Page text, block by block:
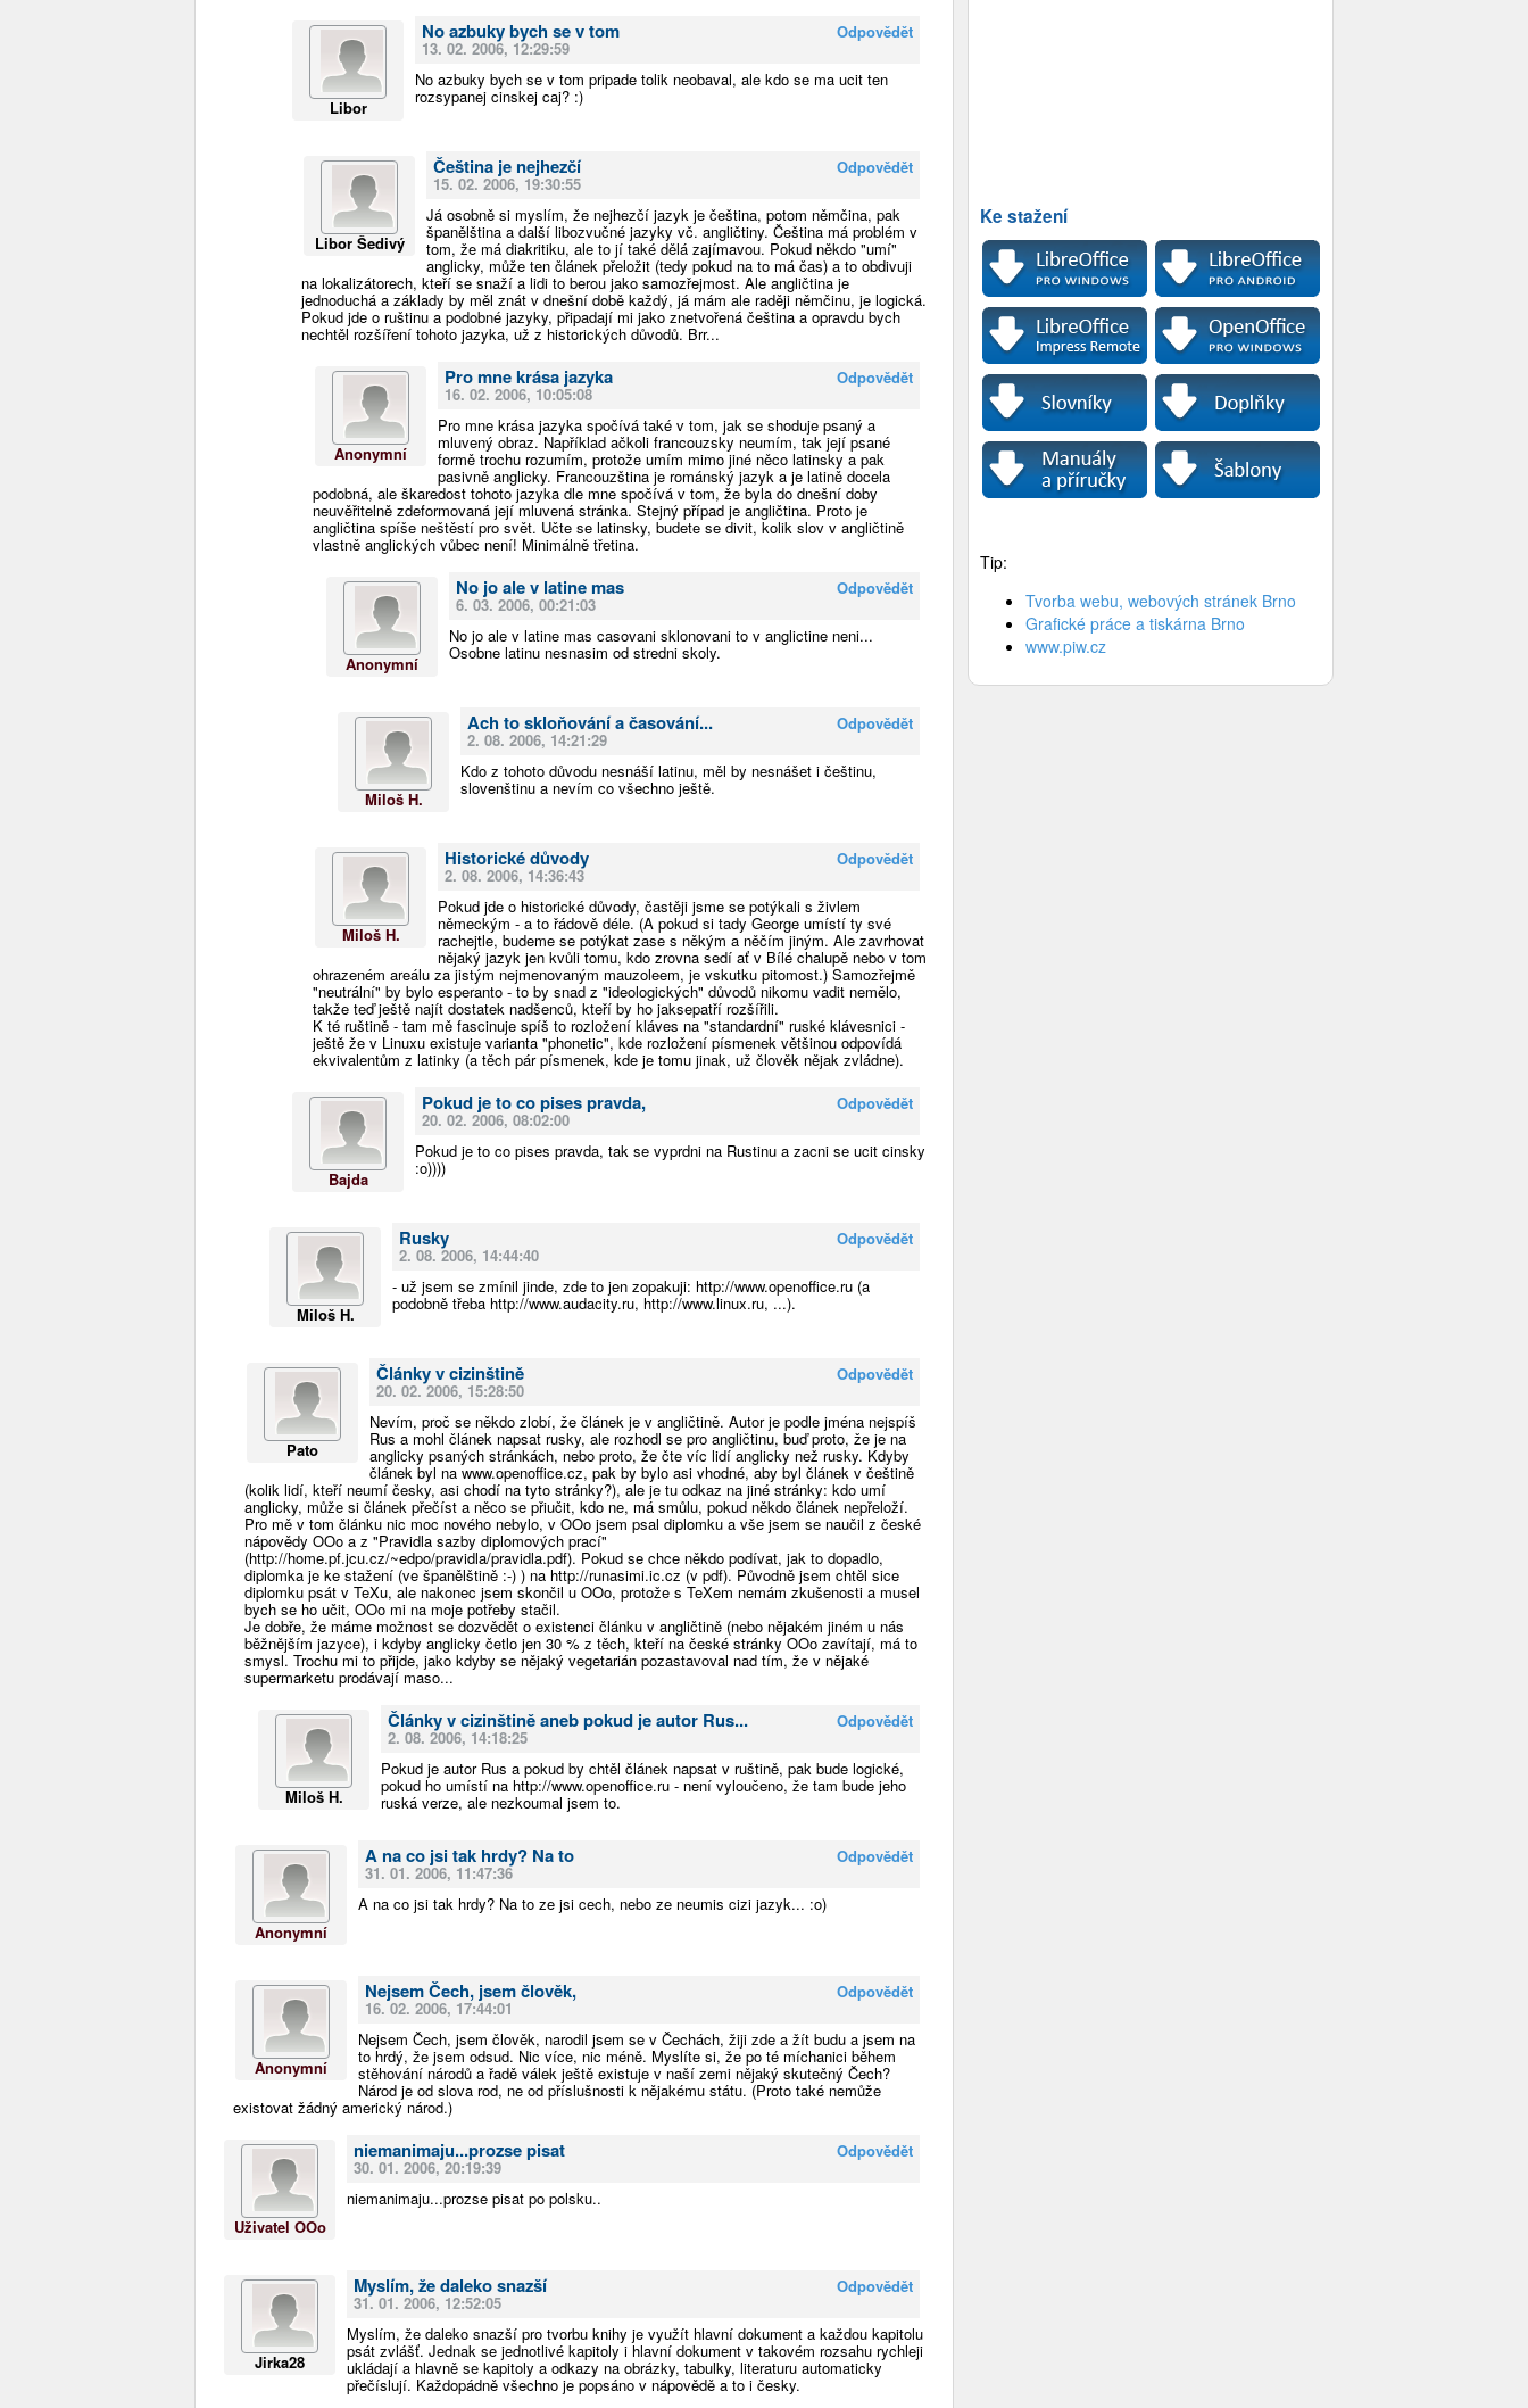
Libor
Odpovědět
No azbuky bych se v tom
13. 02. 2006, 12:29:59
No azbuky bych se v tom pripade tolik neobaval, ale kdo se ma ucit ten
rozsypanej cinskej caj? :)
Libor Šedivý
Odpovědět
Čeština je nejhezčí
15. 02. 2006, 19:30:55
Já osobně si myslím, že nejhezčí jazyk je čeština, potom němčina, pak
španělština a další libozvučné jazyky vč. angličtiny. Čeština má problém v
tom, že má diakritiku, ale to jí také dělá zajímavou. Pokud někdo "umí"
anglicky, může ten článek přeložit (tedy pokud na to má čas) a to obdivuji
na lokalizátorech, kteří se snaží a lidi to berou jako samozřejmost. Ale angličtina je
jednoduchá a základy by měl znát v dnešní době každý, já mám ale raději němčinu, je logická.
Pokud jde o ruštinu a podobné jazyky, připadají mi jako znetvořená čeština a opravdu bych
nechtěl rozšíření tohoto jazyka, už z historických důvodů. Brr...
Anonymní
Odpovědět
Pro mne krása jazyka
16. 02. 2006, 10:05:08
Pro mne krása jazyka spočívá také v tom, jak se shoduje psaný a
mluvený obraz. Například ačkoli francouzsky neumím, tak její psané
formě trochu rozumím, protože umím mimo jiné něco latinsky a pak
pasivně anglicky. Francouzština je románský jazyk a je latině docela
podobná, ale škaredost tohoto jazyka dle mne spočívá v tom, že byla do dnešní doby
neuvěřitelně zdeformovaná její mluvená stránka. Stejný případ je angličtina. Proto je
angličtina spíše neštěstí pro svět. Učte se latinsky, budete se divit, kolik slov v angličtině
vlastně anglických vůbec není! Minimálně třetina.
Anonymní
Odpovědět
No jo ale v latine mas
6. 03. 2006, 00:21:03
No jo ale v latine mas casovani sklonovani to v anglictine neni...
Osobne latinu nesnasim od stredni skoly.
Miloš H.
Odpovědět
Ach to skloňování a časování...
2. 08. 2006, 14:21:29
Kdo z tohoto důvodu nesnáší latinu, měl by nesnášet i češtinu,
slovenštinu a nevím co všechno ještě.
Miloš H.
Odpovědět
Historické důvody
2. 08. 2006, 14:36:43
Pokud jde o historické důvody, častěji jsme se potýkali s živlem
německým - a to řádově déle. (A pokud si tady George umístí ty své
rachejtle, budeme se potýkat zase s někým a něčím jiným. Ale zavrhovat
nějaký jazyk jen kvůli tomu, kdo zrovna sedí ať v Bílé chalupě nebo v tom
ohrazeném areálu za jistým nejmenovaným mauzoleem, je vskutku pitomost.) Samozřejmě
"neutrální" by bylo esperanto - to by snad z "ideologických" důvodů nikomu vadit nemělo,
takže teď ještě najít dostatek nadšenců, kteří by ho jaksepatří rozšířili.
K té ruštině - tam mě fascinuje spíš to rozložení kláves na "standardní" ruské klávesnici -
ještě že v Linuxu existuje varianta "phonetic", kde rozložení písmenek většinou odpovídá
ekvivalentům z latinky (a těch pár písmenek, kde je tomu jinak, už člověk nějak zvládne).
Bajda
Odpovědět
Pokud je to co pises pravda,
20. 02. 2006, 08:02:00
Pokud je to co pises pravda, tak se vyprdni na Rustinu a zacni se ucit cinsky
:o))))
Miloš H.
Odpovědět
Rusky
2. 08. 2006, 14:44:40
- už jsem se zmínil jinde, zde to jen zopakuji: http://www.openoffice.ru (a
podobně třeba http://www.audacity.ru, http://www.linux.ru, ...).
Pato
Odpovědět
Články v cizinštině
20. 02. 2006, 15:28:50
Nevím, proč se někdo zlobí, že článek je v angličtině. Autor je podle jména nejspíš
Rus a mohl článek napsat rusky, ale rozhodl se pro angličtinu, buď proto, že je na
anglicky psaných stránkách, nebo proto, že čte víc lidí anglicky než rusky. Kdyby
článek byl na www.openoffice.cz, pak by bylo asi vhodné, aby byl článek v češtině
(kolik lidí, kteří neumí česky, asi chodí na tyto stránky?), ale je tu odkaz na jiné stránky: kdo umí
anglicky, může si článek přečíst a něco se přiučit, kdo ne, má smůlu, pokud někdo článek nepřeloží.
Pro mě v tom článku nic moc nového nebylo, v OOo jsem psal diplomku a vše jsem se naučil z české
nápovědy OOo a z "Pravidla sazby diplomových prací"
(http://home.pf.jcu.cz/~edpo/pravidla/pravidla.pdf). Pokud se chce někdo podívat, jak to dopadlo,
diplomka je ke stažení (ve španělštině :-) ) na http://runasimi.ic.cz (v pdf). Původně jsem chtěl sice
diplomku psát v TeXu, ale nakonec jsem skončil u OOo, protože s TeXem nemám zkušenosti a musel
bych se ho učit, OOo mi na moje potřeby stačil.
Je dobře, že máme možnost se dozvědět o existenci článku v angličtině (nebo nějakém jiném u nás
běžnějším jazyce), i kdyby anglicky četlo jen 30 % z těch, kteří na české stránky OOo zavítají, má to
smysl. Trochu mi to přijde, jako kdyby se nějaký vegetarián pozastavoval nad tím, že v nějaké
supermarketu prodávají maso...
Miloš H.
Odpovědět
Články v cizinštině aneb pokud je autor Rus...
2. 08. 2006, 14:18:25
Pokud je autor Rus a pokud by chtěl článek napsat v ruštině, pak bude logické,
pokud ho umístí na http://www.openoffice.ru - není vyloučeno, že tam bude jeho
ruská verze, ale nezkoumal jsem to.
Anonymní
Odpovědět
A na co jsi tak hrdy? Na to
31. 01. 2006, 11:47:36
A na co jsi tak hrdy? Na to ze jsi cech, nebo ze neumis cizi jazyk... :o)
Anonymní
Odpovědět
Nejsem Čech, jsem člověk,
16. 02. 2006, 17:44:01
Nejsem Čech, jsem člověk, narodil jsem se v Čechách, žiji zde a žít budu a jsem na
to hrdý, že jsem odsud. Nic více, nic méně. Myslíte si, že po té míchanici během
stěhování národů a řadě válek ještě existuje v naší zemi nějaký skutečný Čech?
Národ je od slova rod, ne od příslušnosti k nějakému státu. (Proto také nemůže
existovat žádný americký národ.)
Uživatel OOo
Odpovědět
niemanimaju...prozse pisat
30. 01. 2006, 20:19:39
niemanimaju...prozse pisat po polsku..
Jirka28
Odpovědět
Myslím, že daleko snazší
31. 01. 2006, 12:52:05
Myslím, že daleko snazší pro tvorbu knihy je využít hlavní dokument a každou kapitolu
psát zvlášť. Jednak se jednotlivé kapitoly i hlavní dokument v takovém rozsahu rychleji
ukládají a hlavně se kapitoly a odkazy na obrázky, tabulky, literaturu automaticky
přečíslují. Každopádně všechno je popsáno v nápovědě a to i česky.
Ke stažení
Tip:
Tvorba webu, webových stránek Brno
Grafické práce a tiskárna Brno
www.piw.cz